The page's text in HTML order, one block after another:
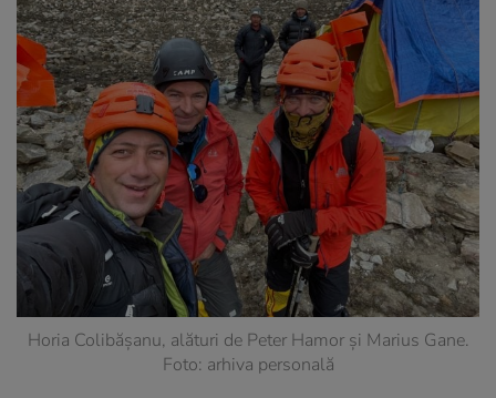
Horia Colibășanu, alături de Peter Hamor și Marius Gane.
Foto: arhiva personală